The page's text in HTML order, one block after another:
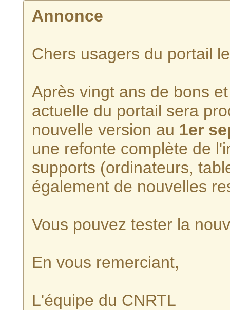
Annonce
Chers usagers du portail
Après vingt ans de bons
actuelle du portail sera
nouvelle version au 1er
une refonte complète de
supports (ordinateurs,
également de nouvelles
Vous pouvez tester la
En vous remerciant,
L'équipe du CNRTL